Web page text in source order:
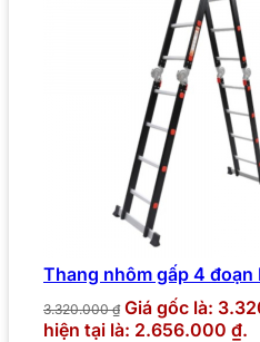
Thang nhôm gấp 4 đoạn
3.320.000₫ Giá gốc là:
hiện tại là: 2.656.000 ₫.